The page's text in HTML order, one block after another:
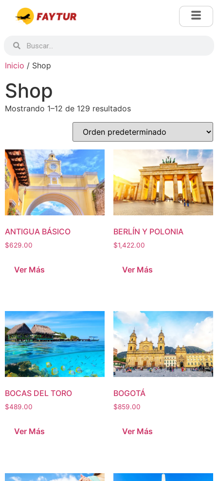
Inicio / Shop
Shop
Mostrando 1–12 de 129 resultados
ANTIGUA BÁSICO
$629.00
Ver Más
BERLÍN Y POLONIA
$1,422.00
Ver Más
BOCAS DEL TORO
$489.00
Ver Más
BOGOTÁ
$859.00
Ver Más